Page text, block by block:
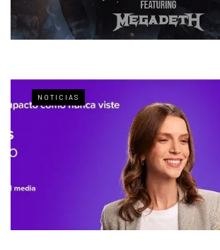
NOTICIAS